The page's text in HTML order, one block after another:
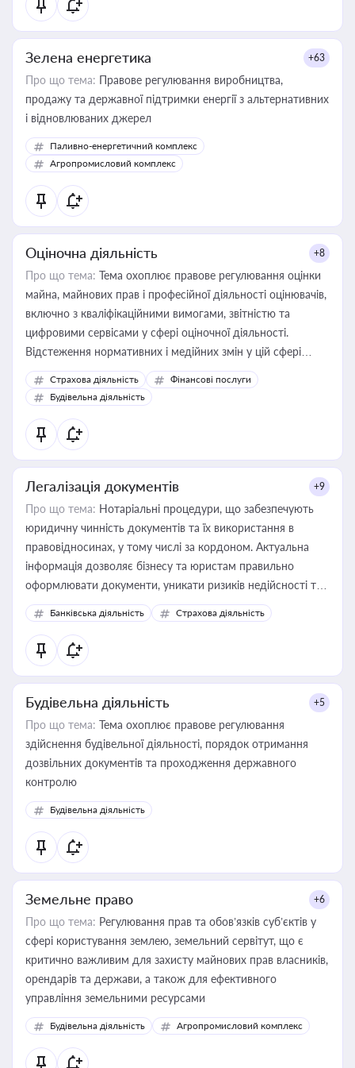
Зелена енергетика +63
Про що тема: Правове регулювання виробництва,
продажу та державної підтримки енергії з альтернативних
і відновлюваних джерел
Паливно-енергетичний комплекс
Агропромисловий комплекс
Оціночна діяльність +8
Про що тема: Тема охоплює правове регулювання оцінки
майна, майнових прав і професійної діяльності оцінювачів,
включно з кваліфікаційними вимогами, звітністю та
цифровими сервісами у сфері оціночної діяльності.
Відстеження нормативних і медійних змін у цій сфері
корисне для власника бізнесу, керівника, юриста або
бухгалтера під час оподаткування, приватизації, оренди
державного майна, корпоративних угод і перевірки
статусу суб'єктів оціночної діяльності
Страхова діяльність
Фінансові послуги
Будівельна діяльність
Легалізація документів +9
Про що тема: Нотаріальні процедури, що забезпечують
юридичну чинність документів та їх використання в
правовідносинах, у тому числі за кордоном. Актуальна
інформація дозволяє бізнесу та юристам правильно
оформлювати документи, уникати ризиків недійсності та
забезпечувати їх належне прийняття органами влади та
контрагентами
Банківська діяльність Страхова діяльність
Будівельна діяльність +5
Про що тема: Тема охоплює правове регулювання
здійснення будівельної діяльності, порядок отримання
дозвільних документів та проходження державного
контролю
Будівельна діяльність
Земельне право +6
Про що тема: Регулювання прав та обов’язків суб’єктів у
сфері користування землею, земельний сервітут, що є
критично важливим для захисту майнових прав власників,
орендарів та держави, а також для ефективного
управління земельними ресурсами
Будівельна діяльність Агропромисловий комплекс